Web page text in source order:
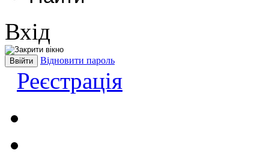
Вхід
Відновити пароль
Реєстрація